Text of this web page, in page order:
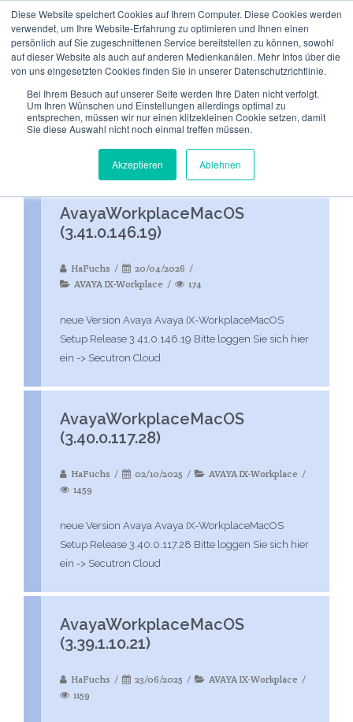
Diese Website speichert Cookies auf Ihrem Computer. Diese Cookies werden
verwendet, um Ihre Website-Erfahrung zu optimieren und Ihnen einen
persönlich auf Sie zugeschnittenen Service bereitstellen zu können, sowohl
auf dieser Website als auch auf anderen Medienkanälen. Mehr Infos über die
von uns eingesetzten Cookies finden Sie in unserer Datenschutzrichtlinie.
Bei Ihrem Besuch auf unserer Seite werden Ihre Daten nicht verfolgt.
Um Ihren Wünschen und Einstellungen allerdings optimal zu
entsprechen, müssen wir nur einen klitzekleinen Cookie setzen, damit
Sie diese Auswahl nicht noch einmal treffen müssen.
Akzeptieren Ablehnen
TAG-ARCHIVE:WORKPLACEMACOS
AvayaWorkplaceMacOS
(3.41.0.146.19)
HaFuchs
20/04/2026
AVAYA IX-Workplace
174
neue Version Avaya Avaya IX-WorkplaceMacOS
Setup Release 3.41.0.146.19 Bitte loggen Sie sich hier
ein -> Secutron Cloud
AvayaWorkplaceMacOS
(3.40.0.117.28)
HaFuchs 02/10/2025
AVAYA IX-Workplace
1459
neue Version Avaya Avaya IX-WorkplaceMacOS
Setup Release 3.40.0.117.28 Bitte loggen Sie sich hier
ein -> Secutron Cloud
AvayaWorkplaceMacOS
(3.39.1.10.21)
HaFuchs 23/06/2025
AVAYA IX-Workplace
1159